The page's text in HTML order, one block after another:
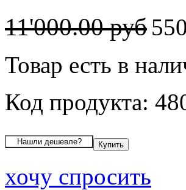
11'000.00 руб
Товар есть в
Код продукта:
хочу спросить